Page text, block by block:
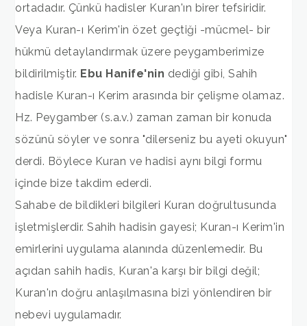
ortadadır. Çünkü hadisler Kuran'ın birer tefsiridir.
Veya Kuran-ı Kerim'in özet geçtiği -mücmel- bir
hükmü detaylandırmak üzere peygamberimize
bildirilmiştir. Ebu Hanife'nin dediği gibi, Sahih
hadisle Kuran-ı Kerim arasında bir çelişme olamaz.
Hz. Peygamber (s.a.v.) zaman zaman bir konuda
sözünü söyler ve sonra "dilerseniz bu ayeti okuyun"
derdi. Böylece Kuran ve hadisi aynı bilgi formu
içinde bize takdim ederdi.
Sahabe de bildikleri bilgileri Kuran doğrultusunda
işletmişlerdir. Sahih hadisin gayesi; Kuran-ı Kerim'in
emirlerini uygulama alanında düzenlemedir. Bu
açıdan sahih hadis, Kuran'a karşı bir bilgi değil;
Kuran'ın doğru anlaşılmasına bizi yönlendiren bir
nebevi uygulamadır.